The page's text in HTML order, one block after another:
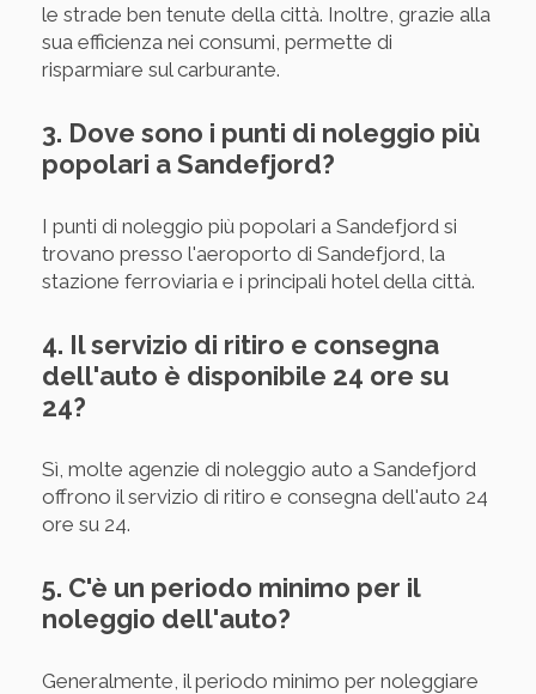
le strade ben tenute della città. Inoltre, grazie alla
sua efficienza nei consumi, permette di
risparmiare sul carburante.
3. Dove sono i punti di noleggio più
popolari a Sandefjord?
I punti di noleggio più popolari a Sandefjord si
trovano presso l'aeroporto di Sandefjord, la
stazione ferroviaria e i principali hotel della città.
4. Il servizio di ritiro e consegna
dell'auto è disponibile 24 ore su
24?
Sì, molte agenzie di noleggio auto a Sandefjord
offrono il servizio di ritiro e consegna dell'auto 24
ore su 24.
5. C'è un periodo minimo per il
noleggio dell'auto?
Generalmente, il periodo minimo per noleggiare